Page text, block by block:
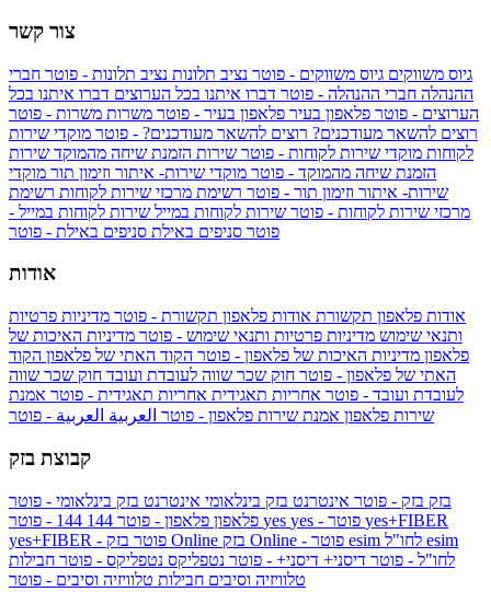
צור קשר
גיוס משווקים גיוס משווקים - פוטר נציב תלונות נציב תלונות - פוטר חברי
ההנהלה חברי ההנהלה - פוטר דברו איתנו בכל הערוצים דברו איתנו בכל
הערוצים - פוטר פלאפון בעיר פלאפון בעיר - פוטר משרות משרות - פוטר
רוצים להשאר מעודכנים? רוצים להשאר מעודכנים? - פוטר מוקדי שירות
לקוחות מוקדי שירות לקוחות - פוטר שירות הזמנת שיחה מהמוקד שירות
הזמנת שיחה מהמוקד - פוטר מוקדי שירות- איתור וזימון תור מוקדי
שירות- איתור וזימון תור - פוטר רשימת מרכזי שירות לקוחות רשימת
מרכזי שירות לקוחות - פוטר שירות לקוחות במייל שירות לקוחות במייל -
פוטר סניפים באילת סניפים באילת - פוטר
אודות
אודות פלאפון תקשורת אודות פלאפון תקשורת - פוטר מדיניות פרטיות
ותנאי שימוש מדיניות פרטיות ותנאי שימוש - פוטר מדיניות האיכות של
פלאפון מדיניות האיכות של פלאפון - פוטר הקוד האתי של פלאפון הקוד
האתי של פלאפון - פוטר חוק שכר שווה לעובדת ועובד חוק שכר שווה
לעובדת ועובד - פוטר אחריות תאגידית אחריות תאגידית - פוטר אמנת
שירות פלאפון אמנת שירות פלאפון - פוטר العربية العربية - פוטר
קבוצת בזק
בזק בזק - פוטר אינטרנט בזק בינלאומי אינטרנט בזק בינלאומי - פוטר
פלאפון פלאפון - פוטר 144 yes
yes+FIBER
yes+FIBER - פוטר בזק Online
esim
לחו"ל - פוטר דיסני+ דיסני+ - פוטר נטפליקס נטפליקס - פוטר חבילות
טלוויזיה וסיבים חבילות טלוויזיה וסיבים - פוטר